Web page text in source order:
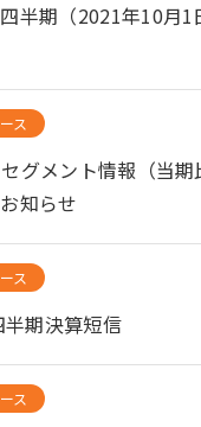
半期（2021年10月1
ス
グメント情報（当期
知らせ
ス
期決算短信
ス